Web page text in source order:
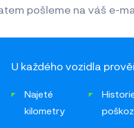
pošleme na váš e-
U každého vozidla
Najeté
kilometry